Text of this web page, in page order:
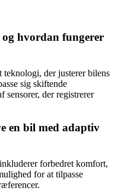
hvordan fungerer
teknologi, der justerer bilens
sig skiftende
der registrerer
en bil med adaptiv
forbedret komfort,
for at tilpasse